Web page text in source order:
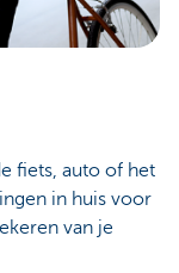
fiets, auto of het
in huis voor
van je